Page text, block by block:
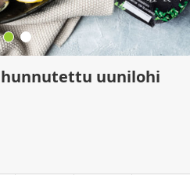
uunilohi